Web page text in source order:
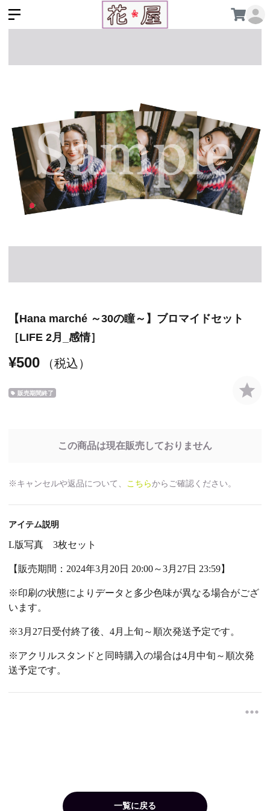
【Hana marché ～30の瞳～】ブロマイドセット
［LIFE 2月_感情］
¥500 （税込）
販売期間終了
この商品は現在販売しておりません
※キャンセルや返品について、 こちらからご確認ください。
アイテム説明
L版写真 3枚セット
【販売期間： 2024年3月 20日 20:00～3月 27日 23:59】
※印刷の状態によりデータと多少色味が異なる場合がござ
います。
※3月 27日受付終了後、 4月上旬～順次発送予定です。
※アクリルスタンドと同時購入の場合は4月中旬～順次発
送予定です。
一覧に戻る